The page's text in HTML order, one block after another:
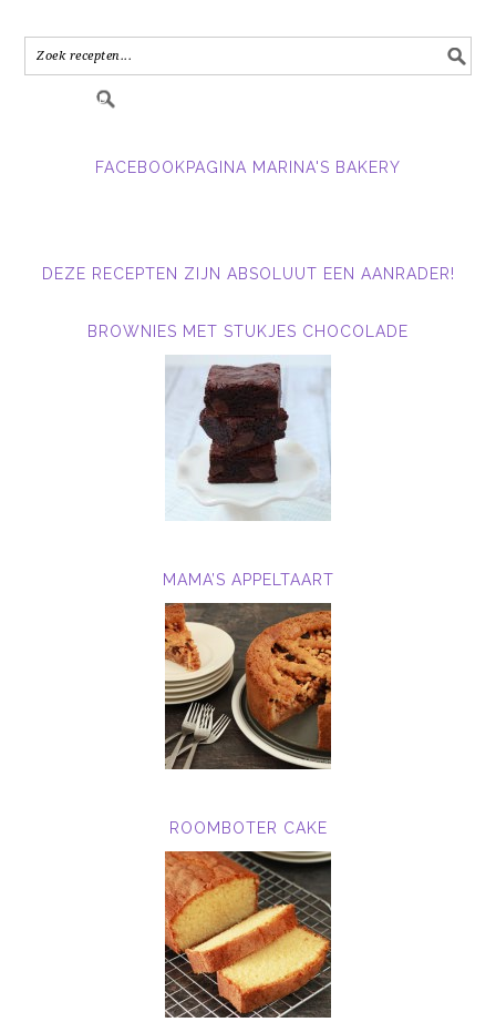
in.....
FACEBOOKPAGINA MARINA'S BAKERY
DEZE RECEPTEN ZIJN ABSOLUUT EEN AANRADER!
BROWNIES MET STUKJES CHOCOLADE
MAMA’S APPELTAART
ROOMBOTER CAKE